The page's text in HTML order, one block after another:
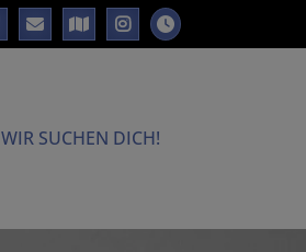
WIR SUCHEN DICH!